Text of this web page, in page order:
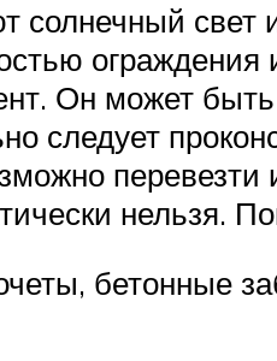
солнечный
ограждения
Он может
следует
перевезти
нельзя.
бетонные